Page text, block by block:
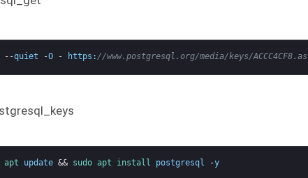
--quiet -O - https : //www.postgresql.org/media/keys/
apt update && sudo apt install postgresql -y